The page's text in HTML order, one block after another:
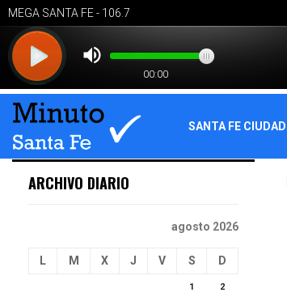
SANTA FE CIUDAD
ARCHIVO DIARIO
agosto 2026
L M X J V S D
1 2